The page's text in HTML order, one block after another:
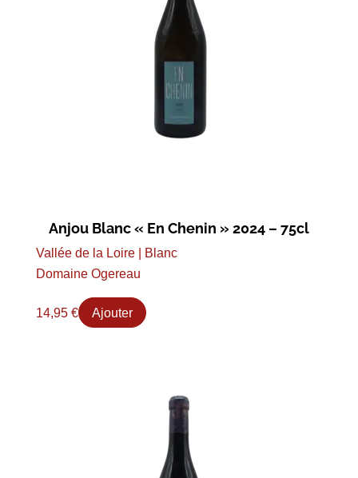
Anjou Blanc « En Chenin » 2024 – 75cl
Vallée de la Loire | Blanc
Domaine Ogereau
14,95 € Ajouter